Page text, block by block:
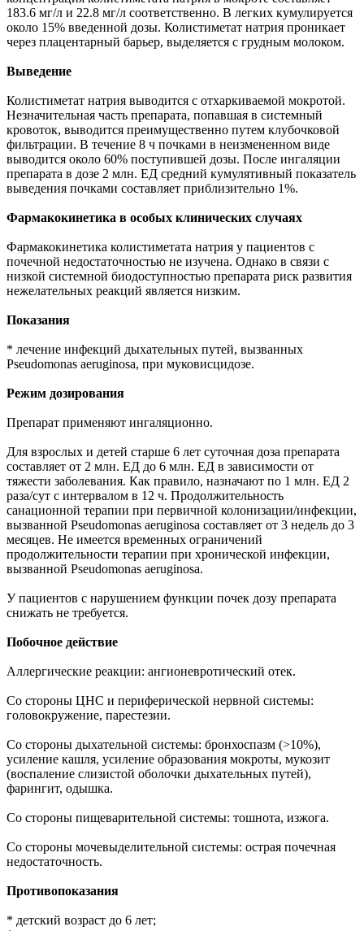
183.6 мг/л и 22.8 мг/л соответственно. В легких кумулируется
около 15% введенной дозы. Колистиметат натрия проникает
через плацентарный барьер, выделяется с грудным молоком.
Выведение
Колистиметат натрия выводится с отхаркиваемой мокротой.
Незначительная часть препарата, попавшая в системный
кровоток, выводится преимущественно путем клубочковой
фильтрации. В течение 8 ч почками в неизмененном виде
выводится около 60% поступившей дозы. После ингаляции
препарата в дозе 2 млн. ЕД средний кумулятивный показатель
выведения почками составляет приблизительно 1%.
Фармакокинетика в особых клинических случаях
Фармакокинетика колистиметата натрия у пациентов с
почечной недостаточностью не изучена. Однако в связи с
низкой системной биодоступностью препарата риск развития
нежелательных реакций является низким.
Показания
* лечение инфекций дыхательных путей, вызванных
Pseudomonas aeruginosa, при муковисцидозе.
Режим дозирования
Препарат применяют ингаляционно.
Для взрослых и детей старше 6 лет суточная доза препарата
составляет от 2 млн. ЕД до 6 млн. ЕД в зависимости от
тяжести заболевания. Как правило, назначают по 1 млн. ЕД 2
раза/сут с интервалом в 12 ч. Продолжительность
санационной терапии при первичной колонизации/инфекции,
вызванной Pseudomonas aeruginosa составляет от 3 недель до 3
месяцев. Не имеется временных ограничений
продолжительности терапии при хронической инфекции,
вызванной Pseudomonas aeruginosa.
У пациентов с нарушением функции почек дозу препарата
снижать не требуется.
Побочное действие
Аллергические реакции: ангионевротический отек.
Со стороны ЦНС и периферической нервной системы:
головокружение, парестезии.
Со стороны дыхательной системы: бронхоспазм (>10%),
усиление кашля, усиление образования мокроты, мукозит
(воспаление слизистой оболочки дыхательных путей),
фарингит, одышка.
Со стороны пищеварительной системы: тошнота, изжога.
Со стороны мочевыделительной системы: острая почечная
недостаточность.
Противопоказания
* детский возраст до 6 лет;